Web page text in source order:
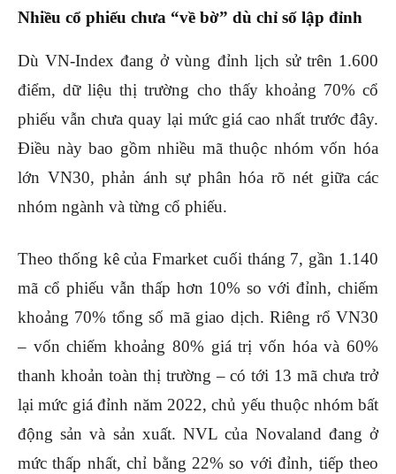
Nhiều cổ phiếu chưa “về bờ” dù chỉ số lập đỉnh
Dù VN-Index đang ở vùng đỉnh lịch sử trên 1.600
điểm, dữ liệu thị trường cho thấy khoảng 70% cổ
phiếu vẫn chưa quay lại mức giá cao nhất trước đây.
Điều này bao gồm nhiều mã thuộc nhóm vốn hóa
lớn VN30, phản ánh sự phân hóa rõ nét giữa các
nhóm ngành và từng cổ phiếu.
Theo thống kê của Fmarket cuối tháng 7, gần 1.140
mã cổ phiếu vẫn thấp hơn 10% so với đỉnh, chiếm
khoảng 70% tổng số mã giao dịch. Riêng rổ VN30
– vốn chiếm khoảng 80% giá trị vốn hóa và 60%
thanh khoản toàn thị trường – có tới 13 mã chưa trở
lại mức giá đỉnh năm 2022, chủ yếu thuộc nhóm bất
động sản và sản xuất. NVL của Novaland đang ở
mức thấp nhất, chỉ bằng 22% so với đỉnh, tiếp theo